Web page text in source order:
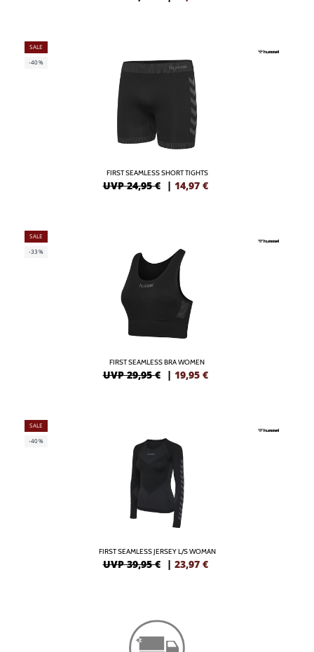
SALE
-40%
FIRST SEAMLESS SHORT TIGHTS
UVP 24,95 € | 14,97 €
SALE
-33%
FIRST SEAMLESS BRA WOMEN
UVP 29,95 € | 19,95 €
SALE
-40%
FIRST SEAMLESS JERSEY L/S WOMAN
UVP 39,95 € | 23,97 €